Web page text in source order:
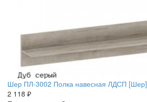
Шер ПЛ-3002 Полка навесная ЛДСП [Шер]
2 118 ₽